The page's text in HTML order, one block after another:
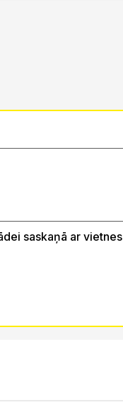
saskaņā ar vietnes